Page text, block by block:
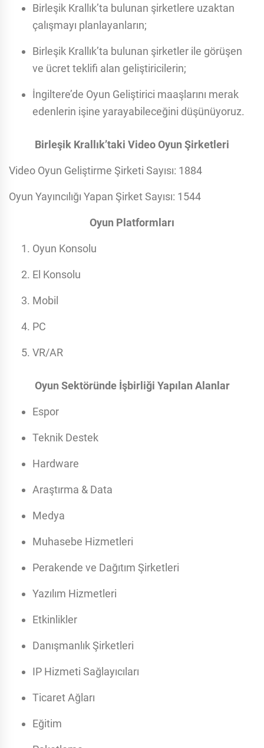
Birleşik Krallık’ta bulunan şirketlere uzaktan
çalışmayı planlayanların;
Birleşik Krallık’ta bulunan şirketler ile görüşen
ve ücret teklifi alan geliştiricilerin;
İngiltere’de Oyun Geliştirici maaşlarını merak
edenlerin işine yarayabileceğini düşünüyoruz.
Birleşik Krallık’taki Video Oyun Şirketleri
Video Oyun Geliştirme Şirketi Sayısı: 1884
Oyun Yayıncılığı Yapan Şirket Sayısı: 1544
Oyun Platformları
Oyun Konsolu
El Konsolu
Mobil
PC
VR/AR
Oyun Sektöründe İşbirliği Yapılan Alanlar
Espor
Teknik Destek
Hardware
Araştırma & Data
Medya
Muhasebe Hizmetleri
Perakende ve Dağıtım Şirketleri
Yazılım Hizmetleri
Etkinlikler
Danışmanlık Şirketleri
IP Hizmeti Sağlayıcıları
Ticaret Ağları
Eğitim